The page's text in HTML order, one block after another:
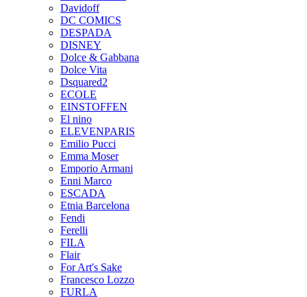
Davidoff
DC COMICS
DESPADA
DISNEY
Dolce & Gabbana
Dolce Vita
Dsquared2
ECOLE
EINSTOFFEN
El nino
ELEVENPARIS
Emilio Pucci
Emma Moser
Emporio Armani
Enni Marco
ESCADA
Etnia Barcelona
Fendi
Ferelli
FILA
Flair
For Art's Sake
Francesco Lozzo
FURLA